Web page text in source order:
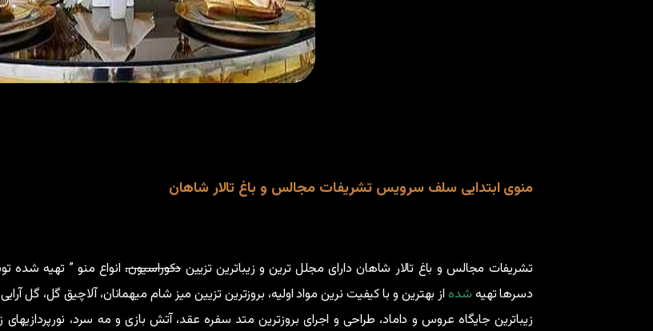
منوی ابتدایی سلف سرویس تشریفات مجالس و باغ تالار شاهان
تشریفات مجالس و باغ تالار شاهان دارای مجلل ترین و زیباترین تزییندکوراسیون،انواع منو ” تهیه شده
دسرها تهیه شدهاز بهترین و با کیفیت نرین مواد اولیه، بروزترین تزیین میز شام میهمانان، آلاچیق گل، گل
زیباترین جایگاه عروس و داماد، طراحی و اجرای بروزترین متد سفره عقد، آتش بازی و مه سرد،